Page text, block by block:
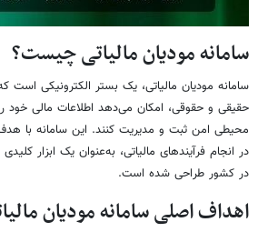
سامانه مودیان مالیاتی چیست؟
سامانه مودیان مالیاتی، یک بستر الکترونیکی
حقیقی و حقوقی، امکان می‌دهد اطلاعات مالی خود
محیطی امن ثبت و مدیریت کنند. این سامانه با
در انجام فرآیندهای مالیاتی، به‌عنوان یک ابزار
در کشور طراحی شده است.
اهداف اصلی سامانه مودیان